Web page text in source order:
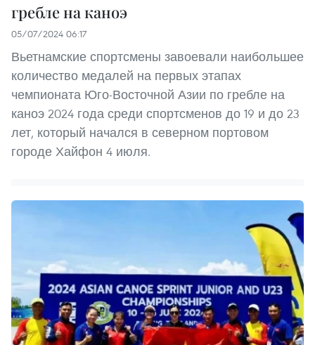
гребле на каноэ
05/07/2024 06:17
Вьетнамские спортсмены завоевали наибольшее
количество медалей на первых этапах
чемпионата Юго-Восточной Азии по гребле на
каноэ 2024 года среди спортсменов до 19 и до 23
лет, который начался в северном портовом
городе Хайфон 4 июля.